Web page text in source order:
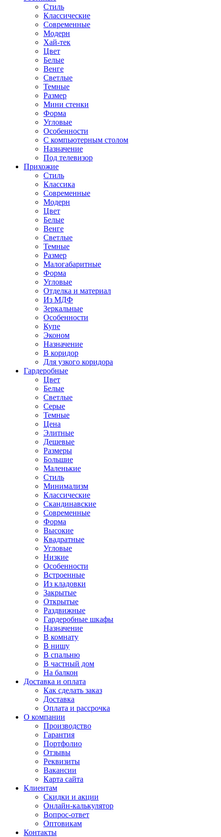
Стиль
Классические
Современные
Модерн
Хай-тек
Цвет
Белые
Венге
Светлые
Темные
Размер
Мини стенки
Форма
Угловые
Особенности
С компьютерным столом
Назначение
Под телевизор
Прихожие
Стиль
Классика
Современные
Модерн
Цвет
Белые
Венге
Светлые
Темные
Размер
Малогабаритные
Форма
Угловые
Отделка и материал
Из МДФ
Зеркальные
Особенности
Купе
Эконом
Назначение
В коридор
Для узкого коридора
Гардеробные
Цвет
Белые
Светлые
Серые
Темные
Цена
Элитные
Дешевые
Размеры
Большие
Маленькие
Стиль
Минимализм
Классические
Скандинавские
Современные
Форма
Высокие
Квадратные
Угловые
Низкие
Особенности
Встроенные
Из кладовки
Закрытые
Открытые
Раздвижные
Гардеробные шкафы
Назначение
В комнату
В нишу
В спальню
В частный дом
На балкон
Доставка и оплата
Как сделать заказ
Доставка
Оплата и рассрочка
О компании
Производство
Гарантия
Портфолио
Отзывы
Реквизиты
Вакансии
Карта сайта
Клиентам
Скидки и акции
Онлайн-калькулятор
Вопрос-ответ
Оптовикам
Контакты